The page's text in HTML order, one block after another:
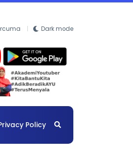
Dark mode
Policy